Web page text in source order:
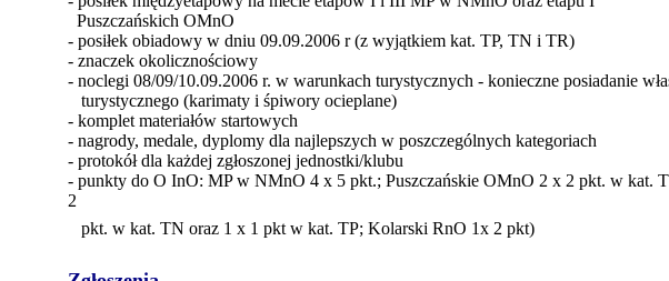
Puszczańskich OMnO
- posiłek obiadowy w dniu 09.09.2006 r (z wyjątkiem kat. TP, TN i TR)
- znaczek okolicznościowy
- noclegi 08/09/10.09.2006 r. w warunkach turystycznych - konieczne posiadanie
turystycznego (karimaty i śpiwory ocieplane)
- komplet materiałów startowych
- nagrody, medale, dyplomy dla najlepszych w poszczególnych kategoriach
- protokół dla każdej zgłoszonej jednostki/klubu
- punkty do O InO: MP w NMnO 4 x 5 pkt.; Puszczańskie OMnO 2 x 2 pkt. w kat.
2
pkt. w kat. TN oraz 1 x 1 pkt w kat. TP; Kolarski RnO 1x 2 pkt)